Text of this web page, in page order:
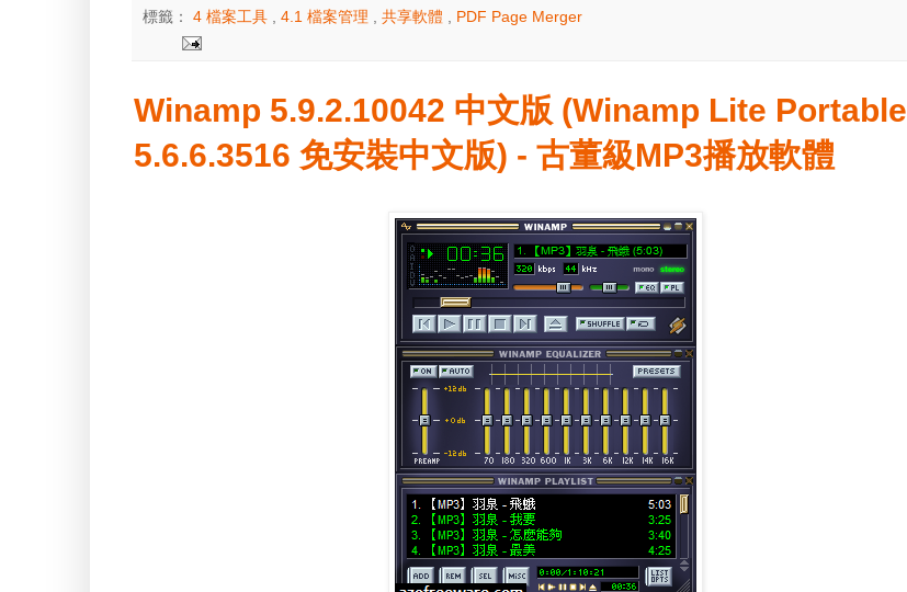
標籤： 4 檔案工具 4.1 檔案管理 共享軟體 PDF Page Merger
Winamp 5.9.2.10042 中文版 (Winamp Lite Portable
5.6.6.3516 免安裝中文版) - 古董級MP3播放軟體